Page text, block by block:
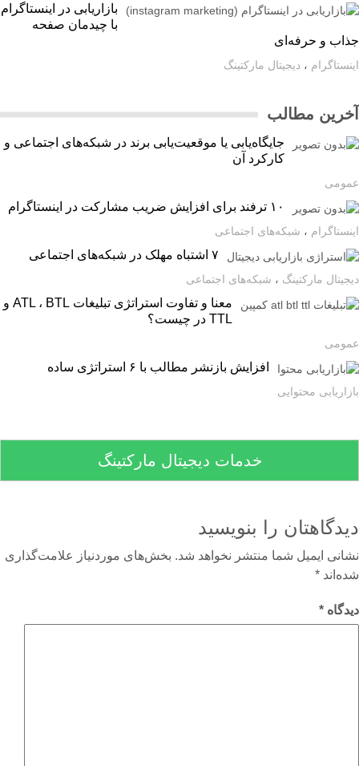
بازاریابی در اینستاگرام
با چیدمان صفحه
و حرفه‌ای
،دیجیتال مارکتینگ
مطالب
جایگاه‌یابی یا موقعیت‌یابی برند در شبکه‌های اجتماعی و
کارکرد آن
۱۰ ترفند برای افزایش ضریب مشارکت در اینستاگرام
،شبکه‌های اجتماعی
مارکتینگ،شبکه‌های اجتماعی
معنا و تفاوت استراتژی تبلیغات ATL ، BTL و
TTL در چیست؟
افزایش بازنشر مطالب با ۶ استراتژی ساده
محتوایی
خدمات دیجیتال مارکتینگ
را بنویسید
ایمیل شما منتشر نخواهد شد. بخش‌های موردنیاز علامت‌گذاری
*
*